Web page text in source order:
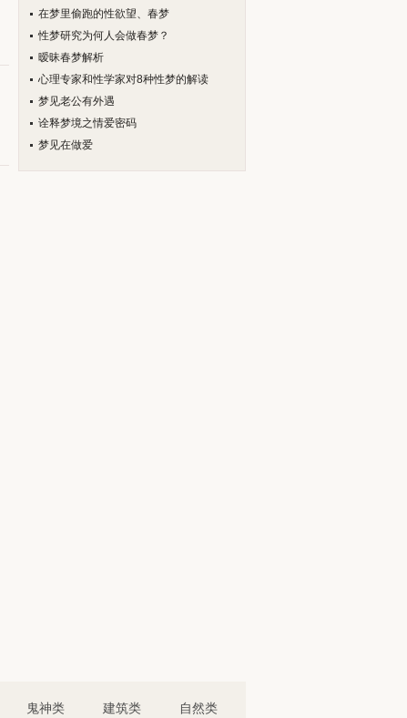
在梦里偷跑的性欲望、春梦
性梦研究为何人会做春梦？
暧昧春梦解析
心理专家和性学家对8种性梦的解读
梦见老公有外遇
诠释梦境之情爱密码
梦见在做爱
鬼神类 建筑类 自然类